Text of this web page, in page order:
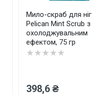
Мило-скраб для ніг
Pelican Mint Scrub з
охолоджувальним
ефектом, 75 гр
★★★★★
398,6 ₴